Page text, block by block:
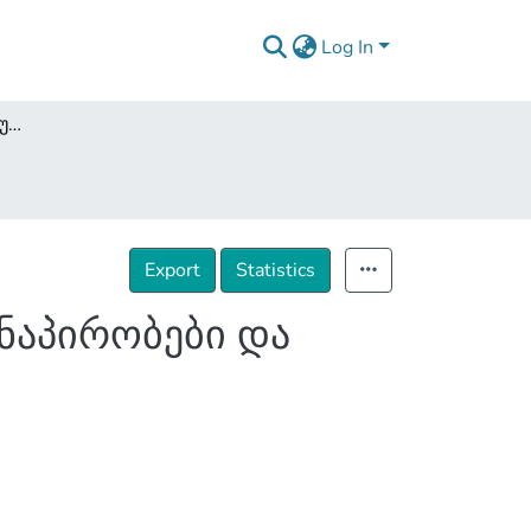
Log In
თავდებობის ხელშეკრულების ნამდვილობის წინაპირობები და თავდების პასუხისმგებლობის ფარგლები
Export Statistics
და